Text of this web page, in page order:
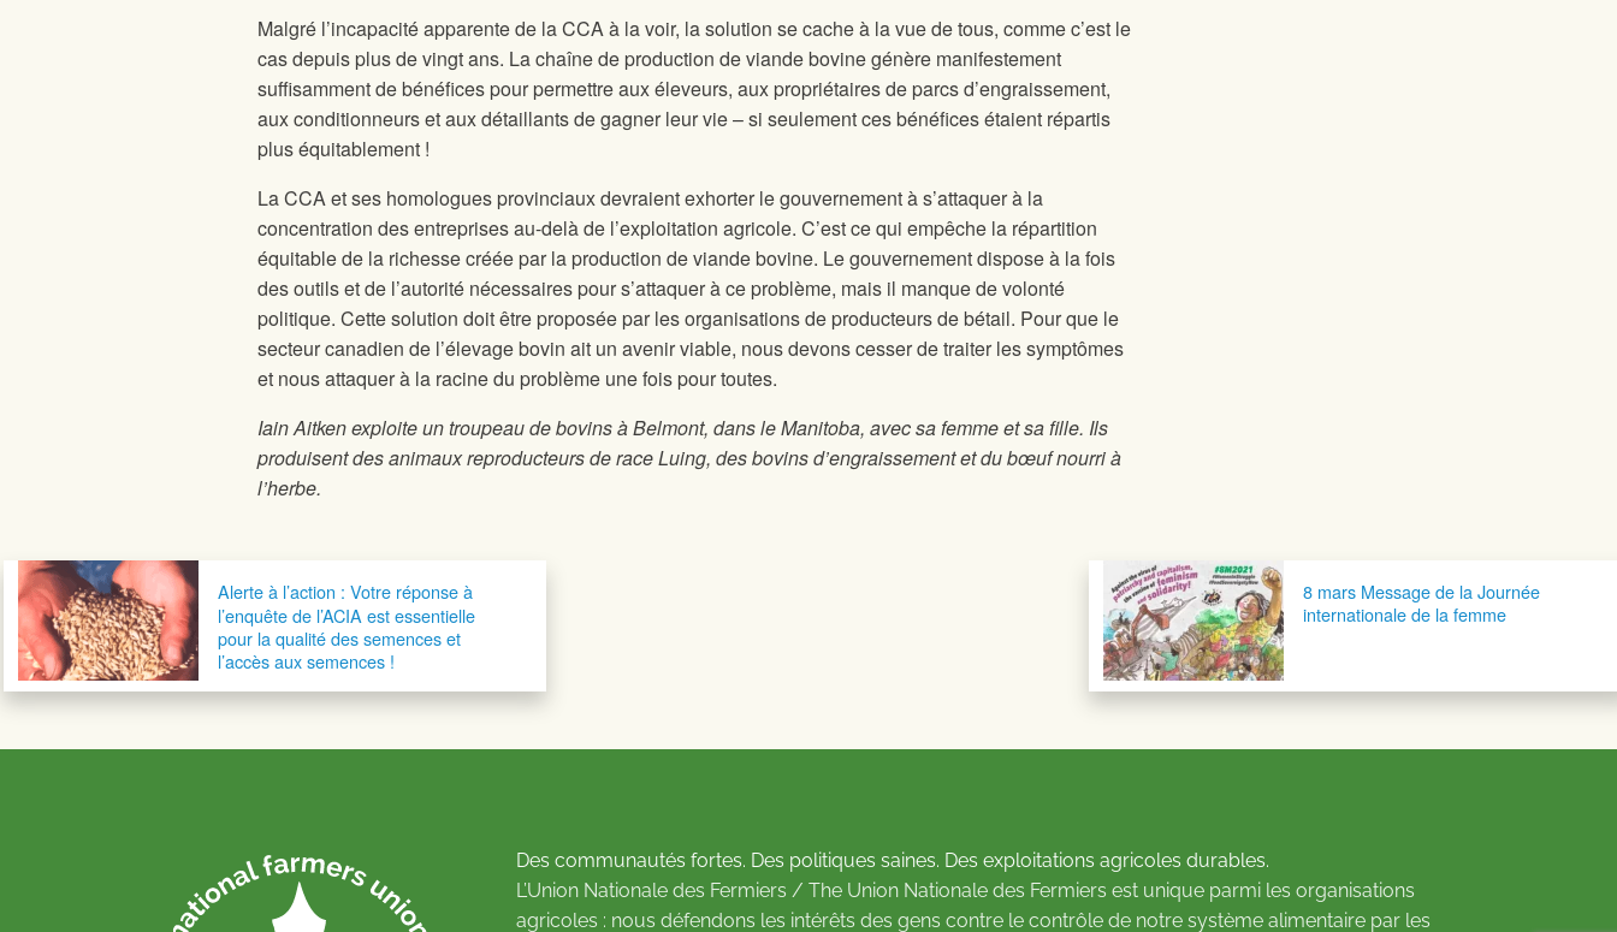
Malgré l’incapacité apparente de la CCA à la voir, la solution se cache à la vue de tous, comme c’est le
cas depuis plus de vingt ans. La chaîne de production de viande bovine génère manifestement
suffisamment de bénéfices pour permettre aux éleveurs, aux propriétaires de parcs d’engraissement,
aux conditionneurs et aux détaillants de gagner leur vie – si seulement ces bénéfices étaient répartis
plus équitablement !
La CCA et ses homologues provinciaux devraient exhorter le gouvernement à s’attaquer à la
concentration des entreprises au-delà de l’exploitation agricole. C’est ce qui empêche la répartition
équitable de la richesse créée par la production de viande bovine. Le gouvernement dispose à la fois
des outils et de l’autorité nécessaires pour s’attaquer à ce problème, mais il manque de volonté
politique. Cette solution doit être proposée par les organisations de producteurs de bétail. Pour que le
secteur canadien de l’élevage bovin ait un avenir viable, nous devons cesser de traiter les symptômes
et nous attaquer à la racine du problème une fois pour toutes.
Iain Aitken exploite un troupeau de bovins à Belmont, dans le Manitoba, avec sa femme et sa fille. Ils
produisent des animaux reproducteurs de race Luing, des bovins d’engraissement et du bœuf nourri à
l’herbe.
Navigation postaleAlerte à l’action : Votre réponse à
l’enquête de l’ACIA est essentielle
pour la qualité des semences et
l’accès aux semences !
8 mars Message de la Journée
internationale de la femme
Des communautés fortes. Des politiques saines. Des exploitations agricoles durables.
L’Union Nationale des Fermiers / The Union Nationale des Fermiers est unique parmi les organisations
agricoles : nous défendons les intérêts des gens contre le contrôle de notre système alimentaire par les